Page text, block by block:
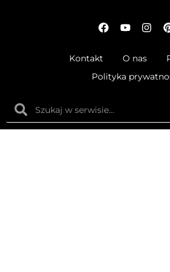
Kontakt O nas
Polityka